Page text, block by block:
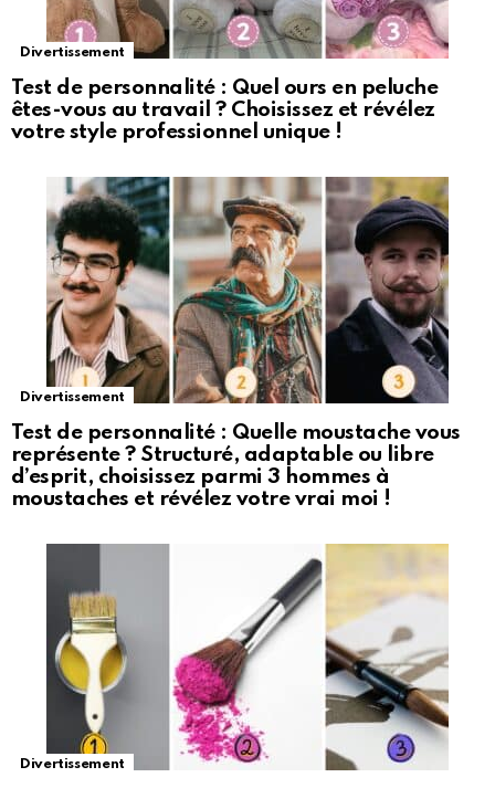
Divertissement
Test de personnalité : Quel ours en peluche
êtes-vous au travail ? Choisissez et révélez
votre style professionnel unique !
Divertissement
Test de personnalité : Quelle moustache vous
représente ? Structuré, adaptable ou libre
d’esprit, choisissez parmi 3 hommes à
moustaches et révélez votre vrai moi !
Divertissement